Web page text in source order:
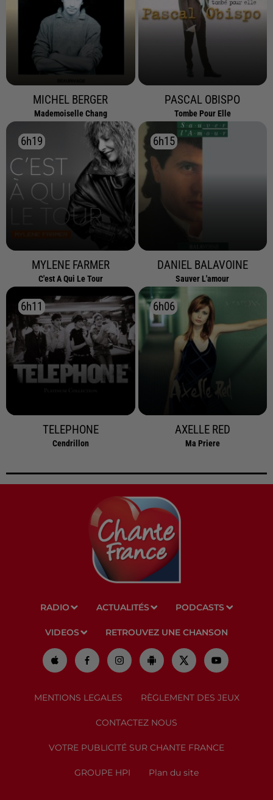
MICHEL BERGER
Mademoiselle Chang
PASCAL OBISPO
Tombe Pour Elle
6h19
6h19
MYLENE FARMER
C'est A Qui Le Tour
6h15
6h15
DANIEL BALAVOINE
Sauver L'amour
6h11
6h11
TELEPHONE
Cendrillon
6h06
6h06
AXELLE RED
Ma Priere
RADIO ACTUALITÉS PODCASTS
VIDEOS RETROUVEZ UNE CHANSON
MENTIONS LEGALES RÈGLEMENT DES JEUX
CONTACTEZ NOUS
VOTRE PUBLICITÉ SUR CHANTE FRANCE
GROUPE HPI Plan du site